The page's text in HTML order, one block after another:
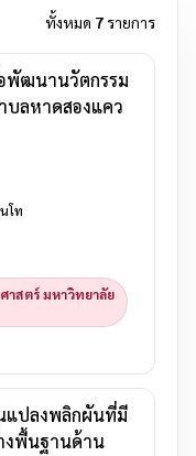
ทั้งหมด 7 รายการ
พัฒนานวัตกรรม
ลหาดสองแคว
โท
าสตร์ มหาวิทยาลัย
แปลงพลิกผันที่มี
งพื้นฐานด้าน